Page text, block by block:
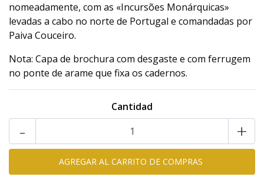
nomeadamente, com as «Incursões Monárquicas»
levadas a cabo no norte de Portugal e comandadas por
Paiva Couceiro.
Nota: Capa de brochura com desgaste e com ferrugem
no ponte de arame que fixa os cadernos.
Cantidad
+
-